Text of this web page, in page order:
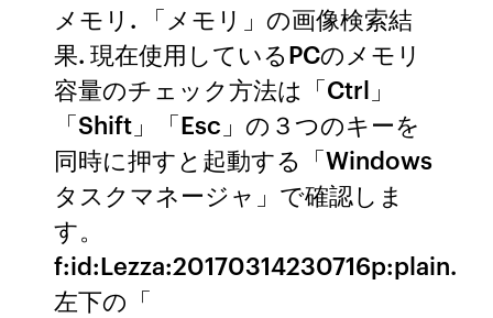
メモリ. 「メモリ」の画像検索結
果. 現在使用しているPCのメモリ
容量のチェック方法は「Ctrl」
「Shift」「Esc」の３つのキーを
同時に押すと起動する「Windows
タスクマネージャ」で確認しま
す。
f:id:Lezza:20170314230716p:plain.
左下の「